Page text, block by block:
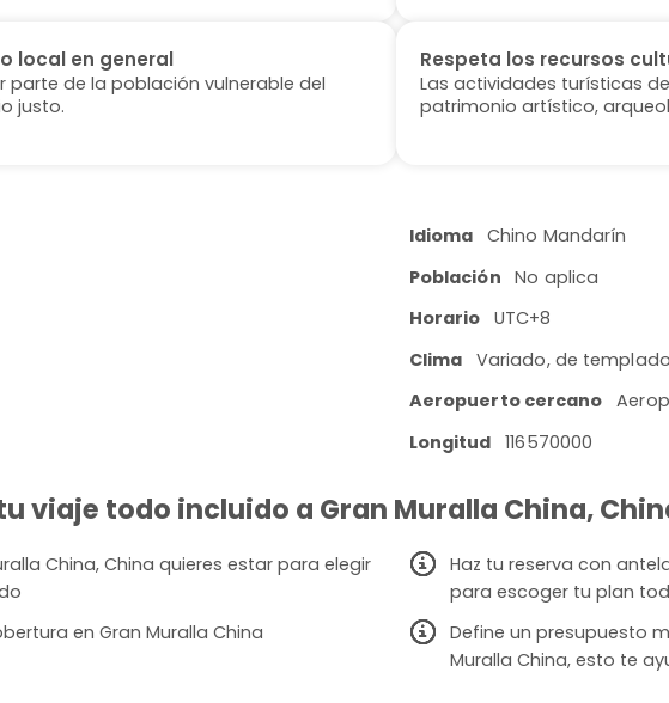
local en general
parte de la población vulnerable del
justo.
Respeta los recursos
Las actividades turísticas
patrimonio artístico,
Idioma Chino Mandarín
Población
No aplica
Horario
UTC+8
Clima Variado, de
Aeropuerto cercano
Longitud 116570000
viaje todo incluido a Gran Muralla China,
China, China quieres estar para elegir
Haz tu reserva con
para escoger tu plan
en Gran Muralla China
Define un presupuesto
Muralla China, esto te